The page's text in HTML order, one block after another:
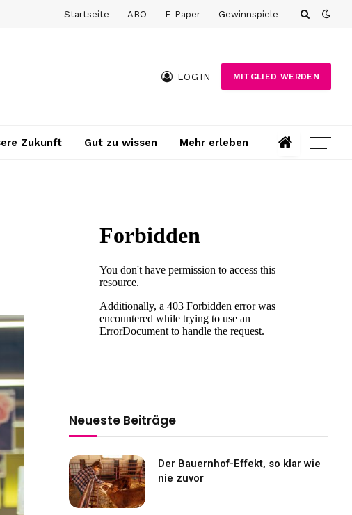
Startseite ABO E-Paper Gewinnspiele
LOGIN MITGLIED WERDEN
Zukunft Gut zu wissen Mehr erleben
Neueste Beiträge
Der Bauernhof-Effekt, so klar wie
nie zuvor